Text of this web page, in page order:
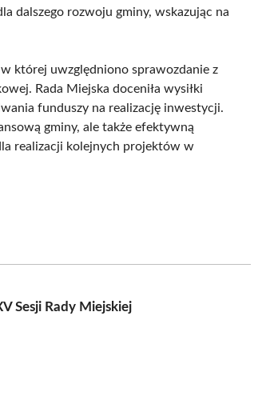
dalszego rozwoju gminy, wskazując na
której uwzględniono sprawozdanie z
Rada Miejska doceniła wysiłki
funduszy na realizację inwestycji.
gminy, ale także efektywną
realizacji kolejnych projektów w
Sesji Rady Miejskiej